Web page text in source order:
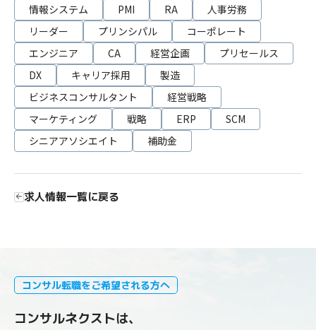
情報システム
PMI RA
人事労務
リーダー
プリンシパル
コーポレート
エンジニア
CA 経営企画
プリセールス
DX
キャリア採用
製造
ビジネスコンサルタント
経営戦略
マーケティング
戦略 ERP
SCM
シニアアソシエイト
補助金
求人情報一覧に戻る
コンサル転職をご希望される方へ
コンサルネクストは、